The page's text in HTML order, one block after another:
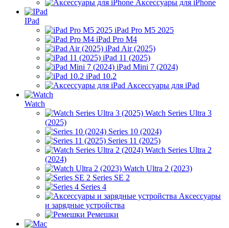
Аксессуары для iPhone
IPad
iPad Pro M5 2025
iPad Pro M4
iPad Air (2025)
iPad 11 (2025)
iPad Mini 7 (2024)
iPad 10.2
Аксессуары для iPad
Watch
Watch Series Ultra 3
(2025)
Series 10 (2024)
Series 11 (2025)
Watch Series Ultra 2
(2024)
Watch Ultra 2 (2023)
Series SE 2
Series 4
Аксессуары
и зарядные устройства
Ремешки